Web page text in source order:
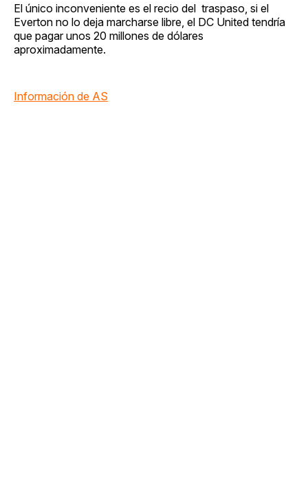
El único inconveniente es el recio del traspaso, si el
Everton no lo deja marcharse libre, el DC United tendría
que pagar unos 20 millones de dólares
aproximadamente.
Información de AS